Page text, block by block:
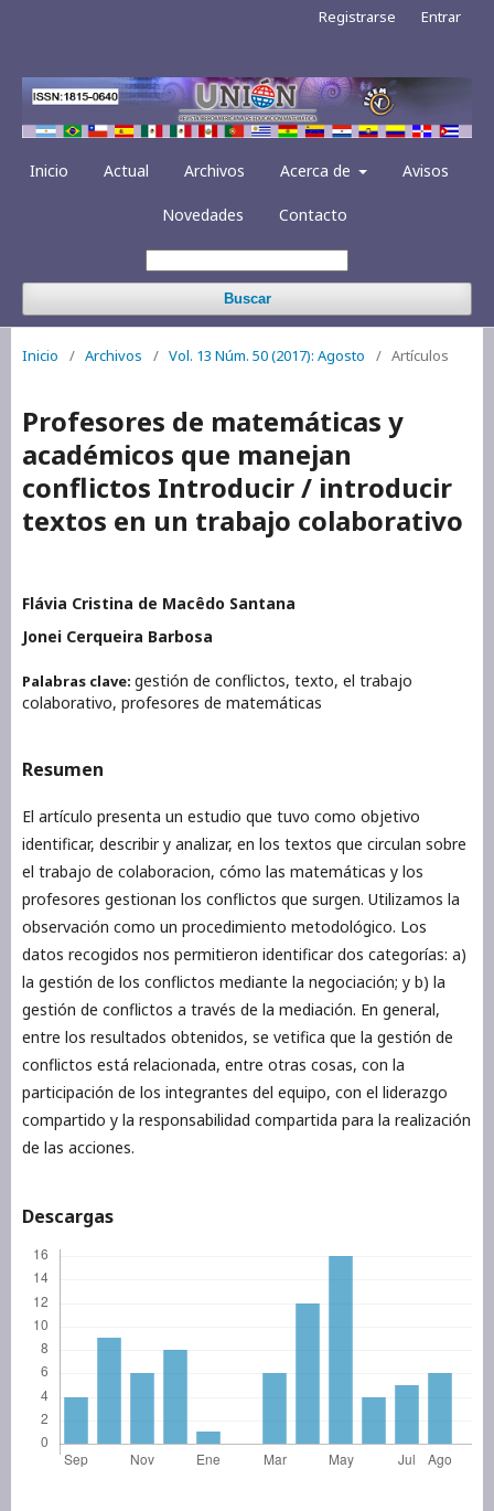
Inicio Actual Archivos Acerca de Avisos
Novedades Contacto
Buscar
Registrarse Entrar
Inicio / Archivos / Vol. 13 Núm. 50 (2017): Agosto / Artículos
Profesores de matemáticas y
académicos que manejan
conflictos Introducir / introducir
textos en un trabajo colaborativo
Flávia Cristina de Macêdo Santana
Jonei Cerqueira Barbosa
Palabras clave: gestión de conflictos, texto, el trabajo
colaborativo, profesores de matemáticas
Resumen
El artículo presenta un estudio que tuvo como objetivo
identificar, describir y analizar, en los textos que circulan sobre
el trabajo de colaboracion, cómo las matemáticas y los
profesores gestionan los conflictos que surgen. Utilizamos la
observación como un procedimiento metodológico. Los
datos recogidos nos permitieron identificar dos categorías: a)
la gestión de los conflictos mediante la negociación; y b) la
gestión de conflictos a través de la mediación. En general,
entre los resultados obtenidos, se vetifica que la gestión de
conflictos está relacionada, entre otras cosas, con la
participación de los integrantes del equipo, con el liderazgo
compartido y la responsabilidad compartida para la realización
de las acciones.
Descargas